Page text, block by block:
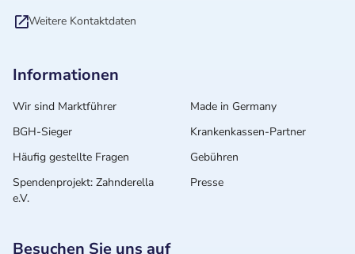
Weitere Kontaktdaten
Informationen
Wir sind Marktführer
Made in Germany
BGH-Sieger
Krankenkassen-Partner
Häufig gestellte Fragen
Gebühren
Spendenprojekt: Zahnderella
e.V.
Presse
Besuchen Sie uns auf